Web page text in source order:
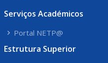
Serviços Académicos
Portal NETP@
Estrutura Superior